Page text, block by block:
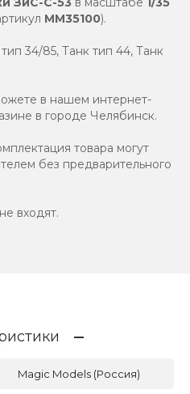
MM35100).
34/85, Танк тип 44, Танк
в нашем интернет-
в городе Челябинск.
товара могут
без предварительного
входят.
Magic Models (Россия)